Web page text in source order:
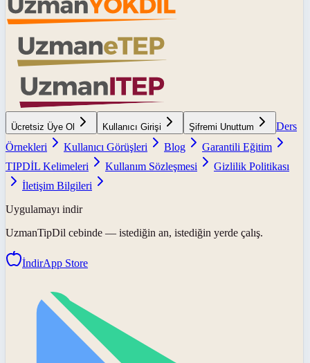
Ücretsiz Üye Ol Kullanıcı Girişi Şifremi Unuttum
Ders
Örnekleri
Kullanıcı Görüşleri Blog
Garantili Eğitim
TIPDİL Kelimeleri
Kullanım Sözleşmesi
Gizlilik Politikası
İletişim Bilgileri
Uygulamayı indir
UzmanTipDil cebinde — istediğin an, istediğin yerde çalış.
İndirApp Store